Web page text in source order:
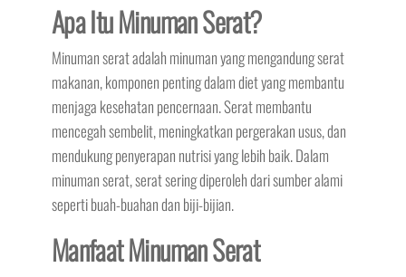
Apa Itu Minuman Serat?
Minuman serat adalah minuman yang mengandung serat
makanan, komponen penting dalam diet yang membantu
menjaga kesehatan pencernaan. Serat membantu
mencegah sembelit, meningkatkan pergerakan usus, dan
mendukung penyerapan nutrisi yang lebih baik. Dalam
minuman serat, serat sering diperoleh dari sumber alami
seperti buah-buahan dan biji-bijian.
Manfaat Minuman Serat